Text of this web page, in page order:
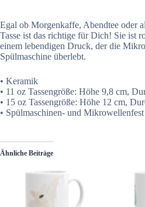
Egal ob Morgenkaffe, Abendtee oder
Tasse ist das richtige für Dich! Sie ist
einem lebendigen Druck, der die
Spülmaschine überlebt.
• Keramik
• 11 oz Tassengröße: Höhe 9,8 cm,
• 15 oz Tassengröße: Höhe 12 cm,
• Spülmaschinen- und Mikrowellenfest
Ähnliche Beiträge